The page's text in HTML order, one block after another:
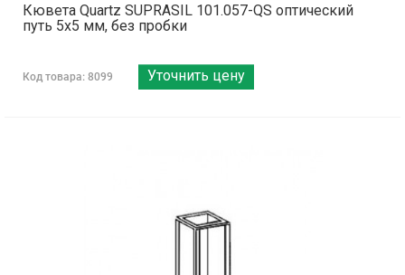
Кювета Quartz SUPRASIL 101.057-QS оптический
путь 5х5 мм, без пробки
Код товара: 8099 Уточнить цену